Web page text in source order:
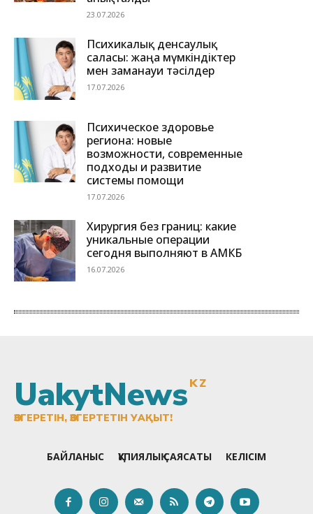
UakytNewsKZ
ӨЗГЕРЕТІН, ӨЗГЕРТЕТІН УАҚЫТ!
БАЙЛАНЫС ҚҰПИЯЛЫҚ САЯСАТЫ КЕЛІСІМ